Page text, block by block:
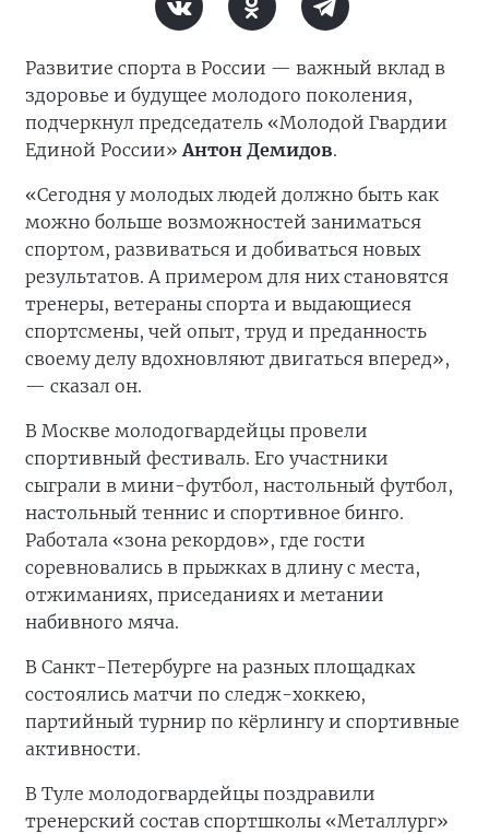
Развитие спорта в России — важный вклад в
здоровье и будущее молодого поколения,
подчеркнул председатель «Молодой Гвардии
Единой России»Антон Демидов.
«Сегодня у молодых людей должно быть как
можно больше возможностей заниматься
спортом, развиваться и добиваться новых
результатов. А примером для них становятся
тренеры, ветераны спорта и выдающиеся
спортсмены, чей опыт, труд и преданность
своему делу вдохновляют двигаться вперед»,
— сказал он.
В Москве молодогвардейцы провели
спортивный фестиваль. Его участники
сыграли в мини-футбол, настольный футбол,
настольный теннис и спортивное бинго.
Работала «зона рекордов», где гости
соревновались в прыжках в длину с места,
отжиманиях, приседаниях и метании
набивного мяча.
В Санкт-Петербурге на разных площадках
состоялись матчи по следж-хоккею,
партийный турнир по кёрлингу и спортивные
активности.
В Туле молодогвардейцы поздравили
тренерский состав спортшколы «Металлург»